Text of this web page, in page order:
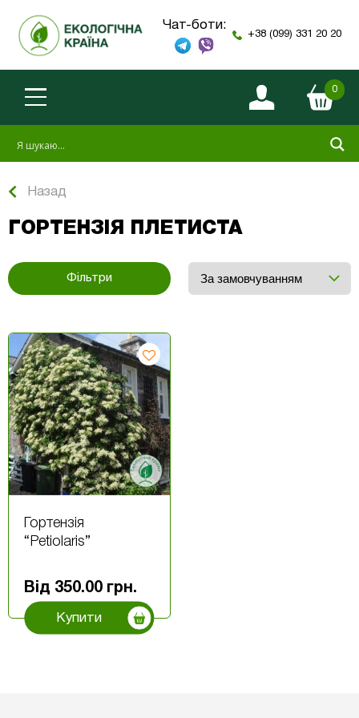
Чат-боти:
+38 (099) 331 20 20
0
Назад
ГОРТЕНЗІЯ ПЛЕТИСТА
Фільтри
Гортензія
“Petiolaris”
Від 350.00 грн.
Купити